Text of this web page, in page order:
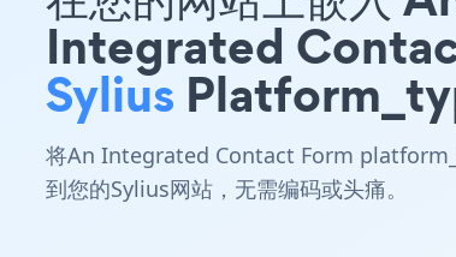
Integrated
Sylius
将An Integrated Contact Form
到您的Sylius网站，无需编码或头痛。